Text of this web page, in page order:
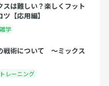
スは難しい？楽しくフット
【応用編】
雑学
戦術について 〜ミックス
トレーニング